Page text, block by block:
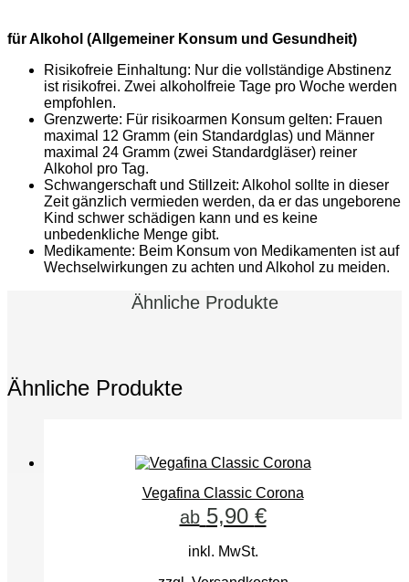
für Alkohol (Allgemeiner Konsum und Gesundheit)
Risikofreie Einhaltung: Nur die vollständige Abstinenz
ist risikofrei. Zwei alkoholfreie Tage pro Woche werden
empfohlen.
Grenzwerte: Für risikoarmen Konsum gelten: Frauen
maximal 12 Gramm (ein Standardglas) und Männer
maximal 24 Gramm (zwei Standardgläser) reiner
Alkohol pro Tag.
Schwangerschaft und Stillzeit: Alkohol sollte in dieser
Zeit gänzlich vermieden werden, da er das ungeborene
Kind schwer schädigen kann und es keine
unbedenkliche Menge gibt.
Medikamente: Beim Konsum von Medikamenten ist auf
Wechselwirkungen zu achten und Alkohol zu meiden.
Ähnliche Produkte
Ähnliche Produkte
Vegafina Classic Corona
ab 5,90 €
inkl. MwSt.